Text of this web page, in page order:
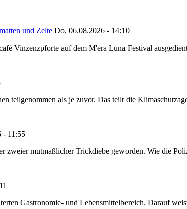
und Zelte Do, 06.08.2026 - 14:10
Vinzenzpforte auf dem M'era Luna Festival
teilgenommen als je zuvor. Das teilt die
- 11:55
zweier mutmaßlicher Trickdiebe geworden. Wie die
Gastronomie- und Lebensmittelbereich. Darauf